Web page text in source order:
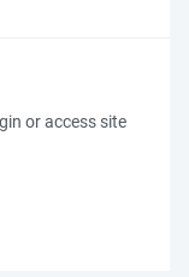
or access site